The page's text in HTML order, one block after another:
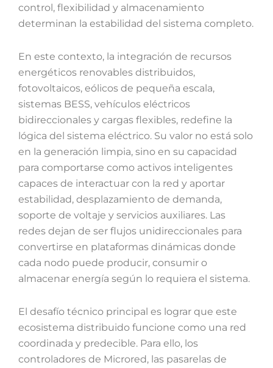
control, flexibilidad y almacenamiento
determinan la estabilidad del sistema completo.
En este contexto, la integración de recursos
energéticos renovables distribuidos,
fotovoltaicos, eólicos de pequeña escala,
sistemas BESS, vehículos eléctricos
bidireccionales y cargas flexibles, redefine la
lógica del sistema eléctrico. Su valor no está solo
en la generación limpia, sino en su capacidad
para comportarse como activos inteligentes
capaces de interactuar con la red y aportar
estabilidad, desplazamiento de demanda,
soporte de voltaje y servicios auxiliares. Las
redes dejan de ser flujos unidireccionales para
convertirse en plataformas dinámicas donde
cada nodo puede producir, consumir o
almacenar energía según lo requiera el sistema.
El desafío técnico principal es lograr que este
ecosistema distribuido funcione como una red
coordinada y predecible. Para ello, los
controladores de Microred, las pasarelas de